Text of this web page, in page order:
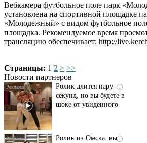
Вебкамера футбольное поле парк
установлена на спортивной площадке
«Молодежный» с видом футбольное
площадка. Рекомендуемое время
трансляцию обеспечивает: http://
Страницы: 1 2 > >>
Новости партнеров
i
Этот танец невесты
оставит вас без слов!
i
Ролик длится пару
секунд, но вы будете в
шоке от увиденного
i
Ролик из Омска: вы